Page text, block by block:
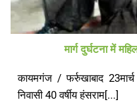
मार्ग दुर्घटना में
कायमगंज / फर्रुखाबाद
निवासी 40 वर्षीय हंसराम[...]